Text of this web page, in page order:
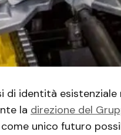
di identità
la direzione del
unico futuro